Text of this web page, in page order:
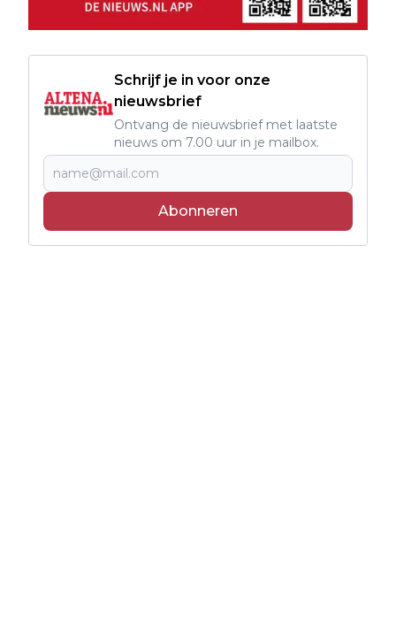
Schrijf je in voor onze
nieuwsbrief
Ontvang de nieuwsbrief met laatste
nieuws om 7.00 uur in je mailbox.
Abonneren